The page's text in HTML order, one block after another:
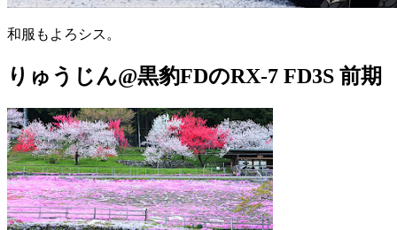
和服もよろシス。
りゅうじん@黒豹FDのRX-7 FD3S 前期